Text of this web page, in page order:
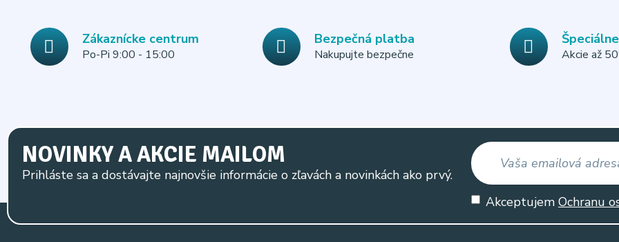
Zákaznícke centrum
Po-Pi 9:00 - 15:00
Bezpečná platba
Nakupujte bezpečne Akcie až
NOVINKY A AKCIE MAILOM
Prihláste sa a dostávajte najnovšie informácie o zľavách a novinkách ako prvý.
Akceptujem Ochranu